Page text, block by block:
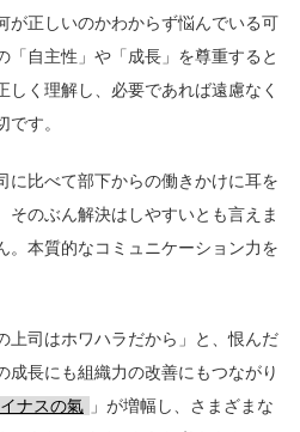
が正しいのかわからず悩んでいる可
「自主性」や「成長」を尊重すると
しく理解し、必要であれば遠慮なく
す。
に比べて部下からの働きかけに耳を
そのぶん解決はしやすいとも言えま
。本質的なコミュニケーション力を
上司はホワハラだから」と、恨んだ
成長にも組織力の改善にもつながり
ナスの氣
」が増幅し、さまざまな